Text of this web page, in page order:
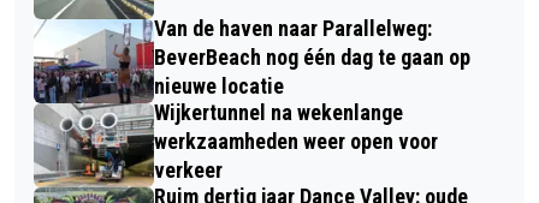
Van de haven naar Parallelweg:
BeverBeach nog één dag te gaan op
nieuwe locatie
Wijkertunnel na wekenlange
werkzaamheden weer open voor
verkeer
Ruim dertig jaar Dance Valley: oude